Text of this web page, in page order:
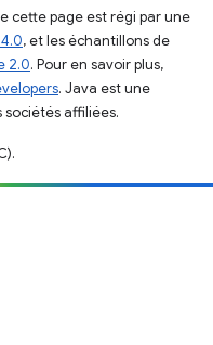
cette page est régi par une
, et les échantillons de
2.0. Pour en savoir plus,
. Java est une
affiliées.